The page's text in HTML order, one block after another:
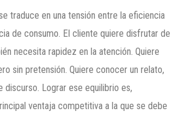
traduce en una tensión entre la eficiencia
de consumo. El cliente quiere disfrutar de
necesita rapidez en la atención. Quiere
sin pretensión. Quiere conocer un relato,
discurso. Lograr ese equilibrio es,
ventaja competitiva a la que se debe